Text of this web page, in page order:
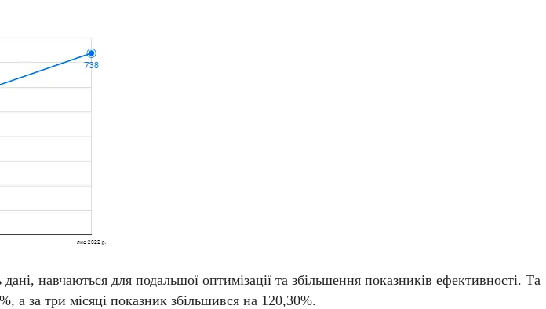
навчаються для подальшої оптимізації та збільшення показників ефективності. Та
а за три місяці показник збільшився на 120,30%.